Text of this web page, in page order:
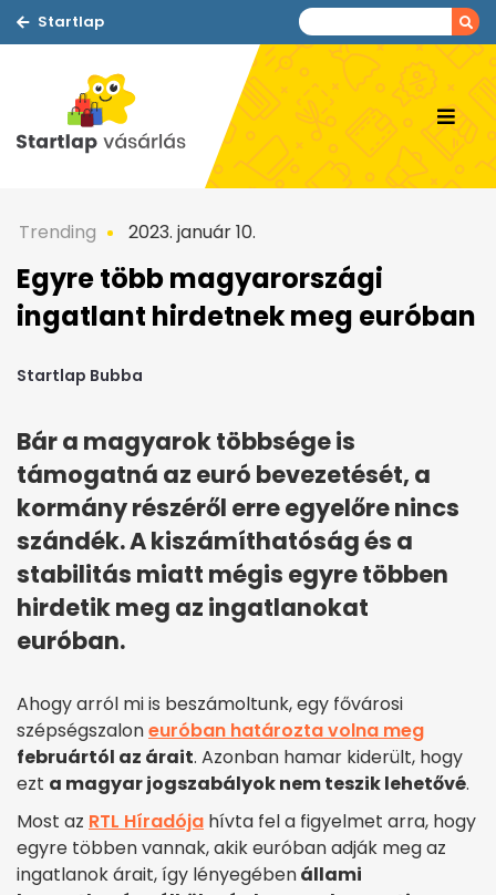
Startlap
Trending 2023. január 10.
Egyre több magyarországi
ingatlant hirdetnek meg euróban
Startlap Bubba
Bár a magyarok többsége is
támogatná az euró bevezetését, a
kormány részéről erre egyelőre nincs
szándék. A kiszámíthatóság és a
stabilitás miatt mégis egyre többen
hirdetik meg az ingatlanokat
euróban.
Ahogy arról mi is beszámoltunk, egy fővárosi
szépségszaloneuróban határozta volna meg
februártól az árait. Azonban hamar kiderült, hogy
ezt a magyar jogszabályok nem teszik lehetővé.
Most az RTL Híradója hívta fel a figyelmet arra, hogy
egyre többen vannak, akik euróban adják meg az
ingatlanok árait, így lényegébenállami